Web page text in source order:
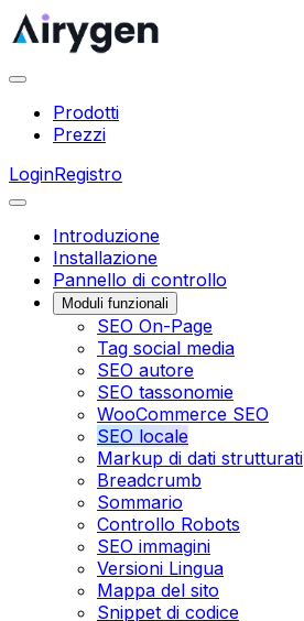
Prodotti
Prezzi
LoginRegistro
Introduzione
Installazione
Pannello di controllo
Moduli funzionali
SEO On-Page
Tag social media
SEO autore
SEO tassonomie
WooCommerce SEO
SEO locale
Markup di dati strutturati
Breadcrumb
Sommario
Controllo Robots
SEO immagini
Versioni Lingua
Mappa del sito
Snippet di codice